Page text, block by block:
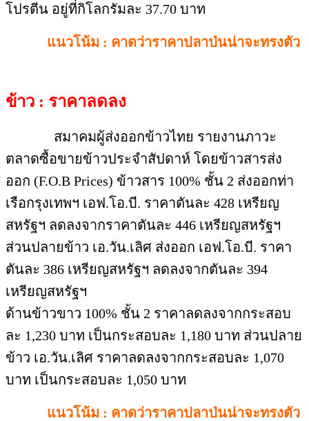
โปรตีน อยู่ที่กิโลกรัมละ 37.70 บาท
แนวโน้ม : คาดว่าราคาปลาป่นน่าจะทรงตัว
ข้าว : ราคาลดลง
สมาคมผู้ส่งออกข้าวไทย รายงานภาวะ
ตลาดซื้อขายข้าวประจำสัปดาห์ โดยข้าวสารส่ง
ออก (F.O.B Prices) ข้าวสาร 100% ชั้น 2 ส่งออกท่า
เรือกรุงเทพฯ เอฟ.โอ.บี. ราคาตันละ 428 เหรียญ
สหรัฐฯ ลดลงจากราคาตันละ 446 เหรียญสหรัฐฯ
ส่วนปลายข้าว เอ.วัน.เลิศ ส่งออก เอฟ.โอ.บี. ราคา
ตันละ 386 เหรียญสหรัฐฯ ลดลงจากตันละ 394
เหรียญสหรัฐฯ
ด้านข้าวขาว 100% ชั้น 2 ราคาลดลงจากกระสอบ
ละ 1,230 บาท เป็นกระสอบละ 1,180 บาท ส่วนปลาย
ข้าว เอ.วัน.เลิศ ราคาลดลงจากกระสอบละ 1,070
บาท เป็นกระสอบละ 1,050 บาท
แนวโน้ม : คาดว่าราคาปลาป่นน่าจะทรงตัว